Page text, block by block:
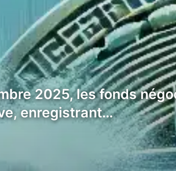
2025, les fonds
enregistrant…